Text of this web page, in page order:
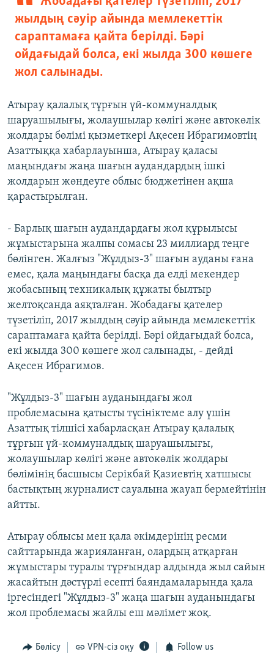
жылдың сәуір айында мемлекеттік
сараптамаға қайта берілді. Бәрі
ойдағыдай болса, екі жылда 300 көшеге
жол салынады.
Атырау қалалық тұрғын үй-коммуналдық
шаруашылығы, жолаушылар көлігі және автокөлік
жолдары бөлімі қызметкері Ақесен Ибрагимовтің
Азаттыққа хабарлауынша, Атырау қаласы
маңындағы жаңа шағын аудандардың ішкі
жолдарын жөндеуге облыс бюджетінен ақша
қарастырылған.
- Барлық шағын аудандардағы жол құрылысы
жұмыстарына жалпы сомасы 23 миллиард теңге
бөлінген. Жалғыз "Жұлдыз-3" шағын ауданы ғана
емес, қала маңындағы басқа да елді мекендер
жобасының техникалық құжаты былтыр
желтоқсанда аяқталған. Жобадағы қателер
түзетіліп, 2017 жылдың сәуір айында мемлекеттік
сараптамаға қайта берілді. Бәрі ойдағыдай болса,
екі жылда 300 көшеге жол салынады, - дейді
Ақесен Ибрагимов.
"Жұлдыз-3" шағын ауданындағы жол
проблемасына қатысты түсініктеме алу үшін
Азаттық тілшісі хабарласқан Атырау қалалық
тұрғын үй-коммуналдық шаруашылығы,
жолаушылар көлігі және автокөлік жолдары
бөлімінің басшысы Серікбай Қазиевтің хатшысы
бастықтың журналист сауалына жауап бермейтінін
айтты.
Атырау облысы мен қала әкімдерінің ресми
сайттарында жарияланған, олардың атқарған
жұмыстары туралы тұрғындар алдында жыл сайын
жасайтын дәстүрлі есепті баяндамаларында қала
іргесіндегі "Жұлдыз-3" жаңа шағын ауданындағы
жол проблемасы жайлы еш мәлімет жоқ.
Бөлісу VPN-сіз оқу Follow us